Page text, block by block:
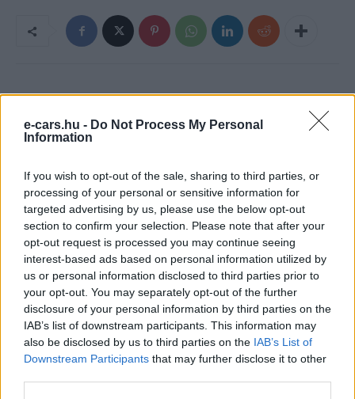
e-cars.hu - Do Not Process My Personal
Information
If you wish to opt-out of the sale, sharing to third parties, or
processing of your personal or sensitive information for
targeted advertising by us, please use the below opt-out
section to confirm your selection. Please note that after your
opt-out request is processed you may continue seeing
interest-based ads based on personal information utilized by
us or personal information disclosed to third parties prior to
your opt-out. You may separately opt-out of the further
disclosure of your personal information by third parties on the
IAB’s list of downstream participants. This information may
also be disclosed by us to third parties on the IAB’s List of
Downstream Participants that may further disclose it to other
Kovács Kata
http://e-cars.hu
Szeretem az elektromos autókat és a modern technológiát!
KAPCSOLÓDÓ CIKKEK TÖBB A SZERZŐTŐL